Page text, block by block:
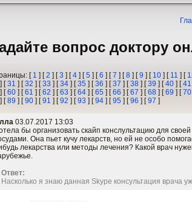
вопрос доктору
[ 1 ] [2 ] [3 ] [4 ] [5 ] [6 ] [7 ] [8 ] [9 ] [ 10 ] [ 11 ] [
] [31 ] [32 ] [33 ] [34 ] [35 ] [36 ] [37 ] [38 ] [39 ] [40 ] [41
] [60 ] [61 ] [62 ] [63 ] [64 ] [65 ] [66 ] [67 ] [68 ] [69 ] [70
] [89 ] [90 ] [91 ] [92 ] [93 ] [94 ] [95 ] [96 ] [97 ]
03.07.2017 13:03
бы организовать скайп конслультацию для
Она пьет кучу лекарств, но ей не особо
лекарства или методы лечения? Какой врач
Ответ:
Насколько я знаю данная Skype консультация врача